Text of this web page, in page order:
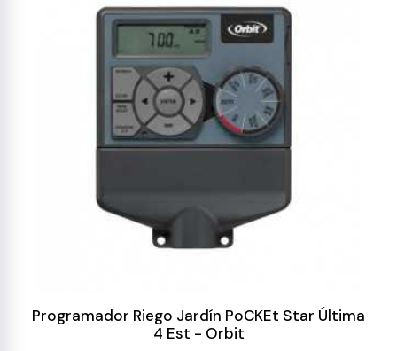
Programador Riego Jardín PoCKEt Star Última
4 Est - Orbit